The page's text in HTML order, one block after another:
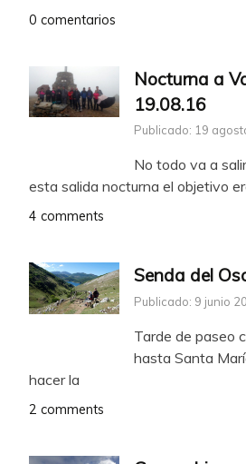
0 comentarios
Nocturna a
19.08.16
Publicado: 19
No todo va a
esta salida nocturna el objetivo
4 comments
Senda del
Publicado: 9 junio
Tarde de paseo
hasta Santa
hacer la
2 comments